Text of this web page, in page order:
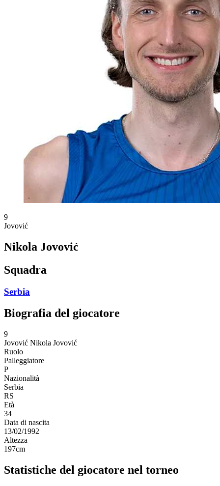
9
Jovović
Nikola Jovović
Squadra
Serbia
Biografia del giocatore
9
Jovović Nikola Jovović
Ruolo
Palleggiatore
P
Nazionalità
Serbia
RS
Età
34
Data di nascita
13/02/1992
Altezza
197cm
Statistiche del giocatore nel torneo